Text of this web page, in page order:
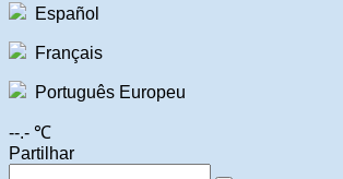
Español
Français
Português Europeu
--.- ℃
Partilhar